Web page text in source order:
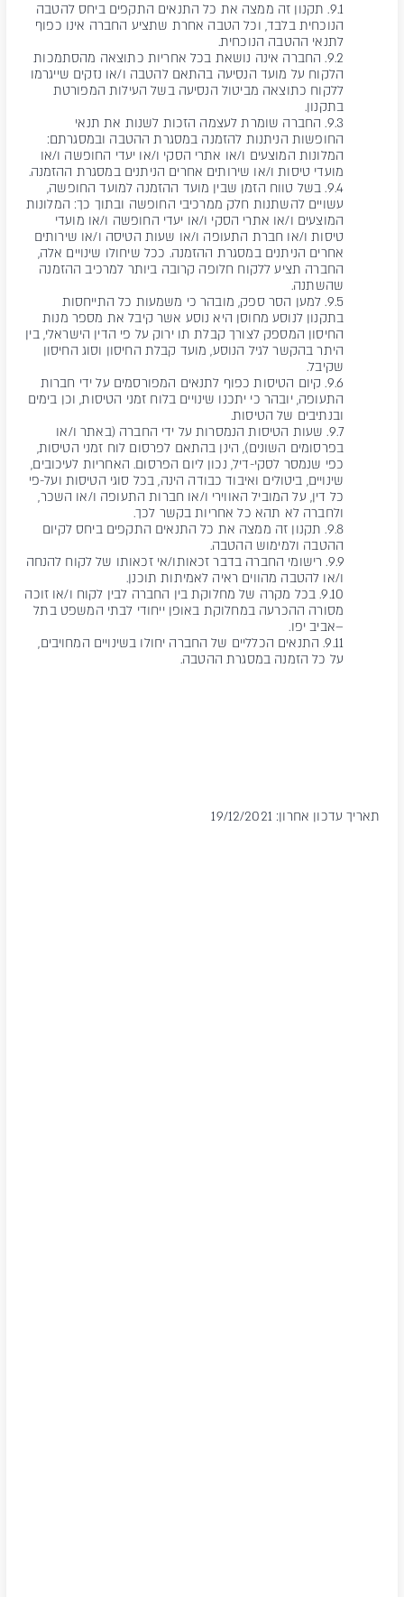
9.1. תקנון זה ממצה את כל התנאים התקפים ביחס להטבה
הנוכחית בלבד, וכל הטבה אחרת שתציע החברה אינו כפוף
לתנאי ההטבה הנוכחית.
9.2. החברה אינה נושאת בכל אחריות כתוצאה מהסתמכות
הלקוח על מועד הנסיעה בהתאם להטבה ו/או נזקים שייגרמו
ללקוח כתוצאה מביטול הנסיעה בשל העילות המפורטת
בתקנון.
9.3. החברה שומרת לעצמה הזכות לשנות את תנאי
החופשות הניתנות להזמנה במסגרת ההטבה ובמסגרתם:
המלונות המוצעים ו/או אתרי הסקי ו/או יעדי החופשה ו/או
מועדי טיסות ו/או שירותים אחרים הניתנים במסגרת ההזמנה.
9.4. בשל טווח הזמן שבין מועד ההזמנה למועד החופשה,
עשויים להשתנות חלק ממרכיבי החופשה ובתוך כך: המלונות
המוצעים ו/או אתרי הסקי ו/או יעדי החופשה ו/או מועדי
טיסות ו/או חברת התעופה ו/או שעות הטיסה ו/או שירותים
אחרים הניתנים במסגרת ההזמנה. ככל שיחולו שינויים אלה,
החברה תציע ללקוח חלופה קרובה ביותר למרכיב ההזמנה
שהשתנה.
9.5. למען הסר ספק, מובהר כי משמעות כל התייחסות
בתקנון לנוסע מחוסן היא נוסע אשר קיבל את מספר מנות
החיסון המספק לצורך קבלת תו ירוק על פי הדין הישראלי, בין
היתר בהקשר לגיל הנוסע, מועד קבלת החיסון וסוג החיסון
שקיבל.
9.6. קיום הטיסות כפוף לתנאים המפורסמים על ידי חברות
התעופה, יובהר כי יתכנו שינויים בלוח זמני הטיסות, וכן בימים
ובנתיבים של הטיסות.
9.7. שעות הטיסות הנמסרות על ידי החברה (באתר ו/או
בפרסומים השונים), הינן בהתאם לפרסום לוח זמני הטיסות,
כפי שנמסר לסקי-דיל, נכון ליום הפרסום. האחריות לעיכובים,
שינויים, ביטולים ואיבוד כבודה הינה, בכל סוגי הטיסות ועל-פי
כל דין, על המוביל האווירי ו/או חברות התעופה ו/או השכר,
ולחברה לא תהא כל אחריות בקשר לכך.
9.8. תקנון זה ממצה את כל התנאים התקפים ביחס לקיום
ההטבה ולמימוש ההטבה.
9.9. רישומי החברה בדבר זכאותו/אי זכאותו של לקוח להנחה
ו/או להטבה מהווים ראיה לאמיתות תוכנן.
9.10. בכל מקרה של מחלוקת בין החברה לבין לקוח ו/או זוכה
מסורה ההכרעה במחלוקת באופן ייחודי לבתי המשפט בתל
–אביב יפו.
9.11. התנאים הכלליים של החברה יחולו בשינויים המחויבים,
על כל הזמנה במסגרת ההטבה.
תאריך עדכון אחרון: 19/12/2021